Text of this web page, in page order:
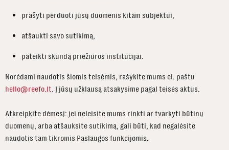
prašyti perduoti jūsų duomenis kitam subjektui,
atšaukti savo sutikimą,
pateikti skundą priežiūros institucijai.
Norėdami naudotis šiomis teisėmis, rašykite mums el. paštu
hello@reefo.lt. Į jūsų užklausą atsakysime pagal teisės aktus.
Atkreipkite dėmesį: jei neleisite mums rinkti ar tvarkyti būtinų
duomenų, arba atšauksite sutikimą, gali būti, kad negalėsite
naudotis tam tikromis Paslaugos funkcijomis.